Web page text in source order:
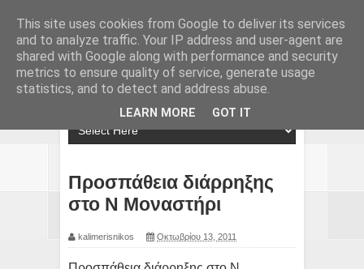
Προσπάθεια διάρρηξης
στο Ν Μοναστήρι
kalimerisnikos Οκτωβρίου 13, 2011
This site uses cookies from Google to deliver its services
and to analyze traffic. Your IP address and user-agent are
shared with Google along with performance and security
metrics to ensure quality of service, generate usage
statistics, and to detect and address abuse.
LEARN MORE GOT IT